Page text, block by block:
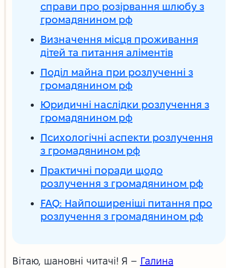
справи про розірвання шлюбу з
громадянином рф
Визначення місця проживання
дітей та питання аліментів
Поділ майна при розлученні з
громадянином рф
Юридичні наслідки розлучення з
громадянином рф
Психологічні аспекти розлучення
з громадянином рф
Практичні поради щодо
розлучення з громадянином рф
FAQ: Найпоширеніші питання про
розлучення з громадянином рф
Вітаю, шановні читачі! Я – Галина